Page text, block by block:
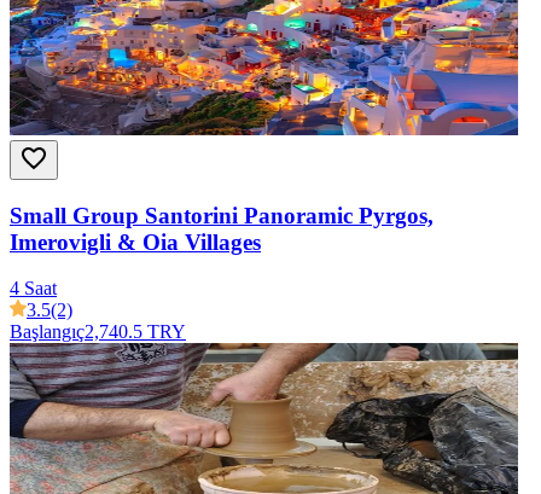
Small Group Santorini Panoramic Pyrgos,
Imerovigli & Oia Villages
4 Saat
3.5(2)
Başlangıç2,740.5 TRY